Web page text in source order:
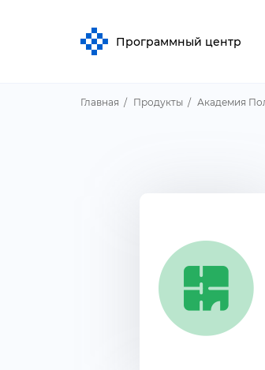
Программный центр
Главная Продукты Академия